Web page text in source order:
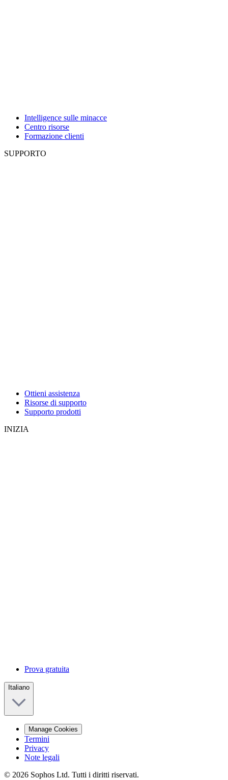
Intelligence sulle minacce
Centro risorse
Formazione clienti
SUPPORTO
Ottieni assistenza
Risorse di supporto
Supporto prodotti
INIZIA
Prova gratuita
Italiano
Manage Cookies
Termini
Privacy
Note legali
© 2026 Sophos Ltd. Tutti i diritti riservati.